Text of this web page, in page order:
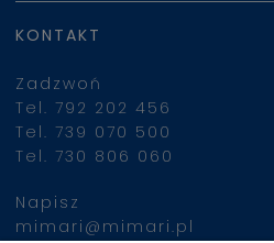
KONTAKT
Zadzwoń
Tel. 792 202 456
Tel. 739 070 500
Tel. 730 806 060
Napisz
mimari@mimari.pl